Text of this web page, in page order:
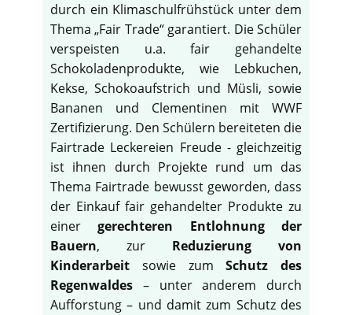
durch ein Klimaschulfrühstück unter dem
Thema „Fair Trade“ garantiert. Die Schüler
verspeisten u.a. fair gehandelte
Schokoladenprodukte, wie Lebkuchen,
Kekse, Schokoaufstrich und Müsli, sowie
Bananen und Clementinen mit WWF
Zertifizierung. Den Schülern bereiteten die
Fairtrade Leckereien Freude - gleichzeitig
ist ihnen durch Projekte rund um das
Thema Fairtrade bewusst geworden, dass
der Einkauf fair gehandelter Produkte zu
einergerechteren Entlohnung der
Bauern, zur Reduzierung von
Kinderarbeit sowie zumSchutz des
Regenwaldes – unter anderem durch
Aufforstung – und damit zum Schutz des